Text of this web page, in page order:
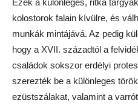
Ezek a különleges, ritka
kolostorok falain kívülre, és
munkák mintájává. Az pedig
hogy a XVII. századtól a
családok sokszor erdélyi
szerezték be a különleges
ezüstszálakat, valamint a